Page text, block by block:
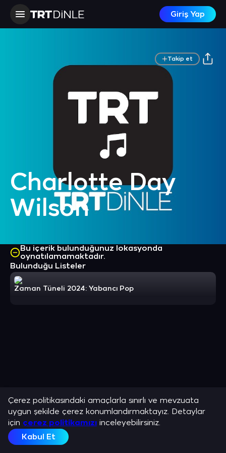
Giriş Yap
Charlotte Day
Wilson
Takip et
Bu içerik bulunduğunuz lokasyonda
oynatılamamaktadır.
Bulunduğu Listeler
Zaman Tüneli 2024: Yabancı Pop
Çerez politikasındaki amaçlarla sınırlı ve mevzuata
uygun şekilde çerez konumlandırmaktayız. Detaylar
için çerez politikamızı inceleyebilirsiniz.
Kabul Et